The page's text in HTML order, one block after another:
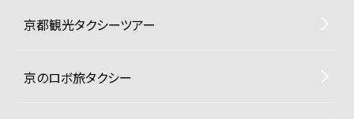
京都観光タクシーツアー
京のロボ旅タクシー